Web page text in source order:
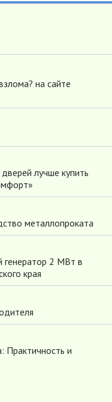
на сайте
лучше купить
металлопроката
генератор 2 МВт в
края
Практичность и